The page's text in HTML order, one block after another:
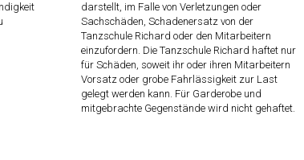
darstellt, im Falle von Verletzungen oder
Sachschäden, Schadenersatz von der
Tanzschule Richard oder den Mitarbeitern
einzufordern. Die Tanzschule Richard haftet nur
für Schäden, soweit ihr oder ihren Mitarbeitern
Vorsatz oder grobe Fahrlässigkeit zur Last
gelegt werden kann. Für Garderobe und
mitgebrachte Gegenstände wird nicht gehaftet.